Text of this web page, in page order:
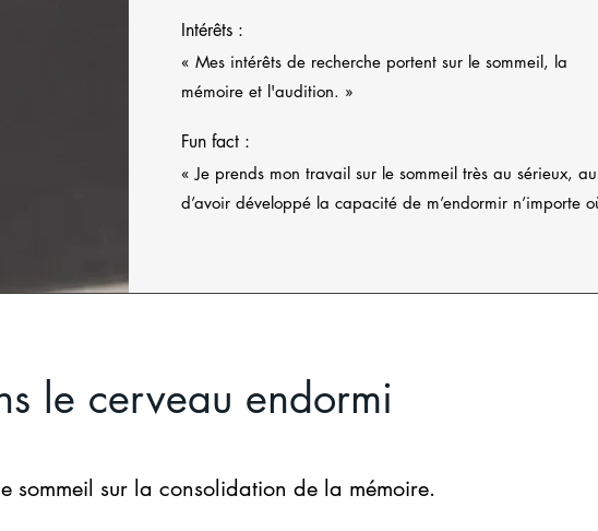
Intérêts :
« Mes intérêts de recherche portent sur le sommeil, la
mémoire et l'audition. »
Fun fact :
« Je prends mon travail sur le sommeil très au sérieux,
d’avoir développé la capacité de m’endormir n’importe
le cerveau endormi
sommeil sur la consolidation de la mémoire.